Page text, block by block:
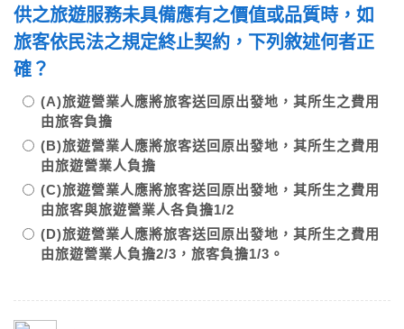
供之旅遊服務未具備應有之價值或品質時，如
旅客依民法之規定終止契約，下列敘述何者正
確？
(A)旅遊營業人應將旅客送回原出發地，其所生之費用
由旅客負擔
(B)旅遊營業人應將旅客送回原出發地，其所生之費用
由旅遊營業人負擔
(C)旅遊營業人應將旅客送回原出發地，其所生之費用
由旅客與旅遊營業人各負擔1/2
(D)旅遊營業人應將旅客送回原出發地，其所生之費用
由旅遊營業人負擔2/3，旅客負擔1/3。